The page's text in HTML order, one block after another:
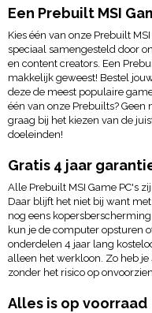
Een Prebuilt MSI
Kies één van onze Prebuilt
speciaal samengesteld door
en content creators. Een
makkelijk geweest! Bestel
deze de meest populaire
één van onze Prebuilts? Geen
graag bij het kiezen van de
doeleinden!
Gratis 4 jaar
Alle Prebuilt MSI Game PC's
Daar blijft het niet bij want
nog eens
kun je de computer opsturen
onderdelen 4 jaar lang
alleen het werkloon. Zo heb
zonder het risico op
Alles is op voorraad